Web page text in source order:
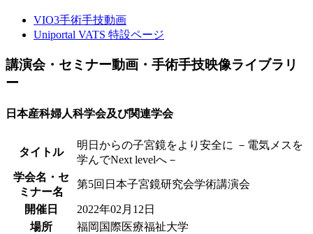
VIO3手術手技動画
Uniportal VATS 特設ページ
講演会・セミナー動画・手術手技映像ライブラリ
ー
日本産科婦人科学会及び関連学会
タイトル
明日からの子宮鏡をより安全に －電気メスを
学んでNext levelへ－
学会名・セ
ミナー名
第5回日本子宮鏡研究会学術講演会
開催日
2022年02月12日
場所
福岡国際医療福祉大学